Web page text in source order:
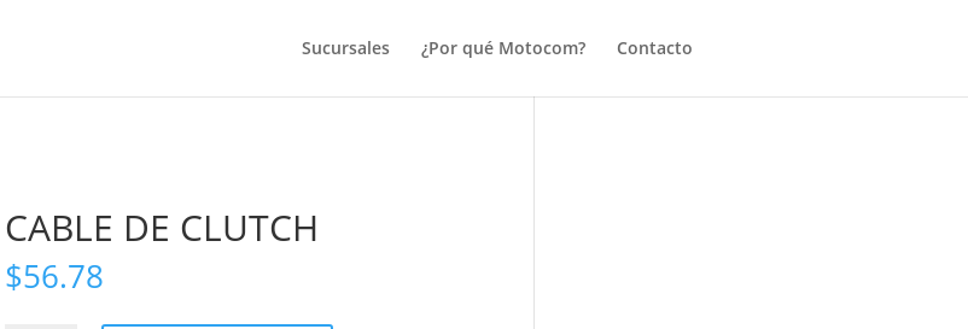
Sucursales ¿Por qué Motocom? Contacto
CABLE DE CLUTCH
$56.78